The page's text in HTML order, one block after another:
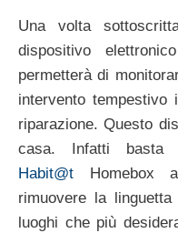
Una volta
dispositivo
permetterà di
intervento
riparazione. Questo
casa. Infatti basta
Habit@t Homebox
rimuovere la
luoghi che più